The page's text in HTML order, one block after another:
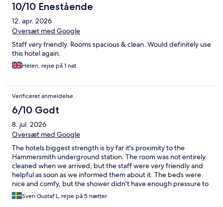
10/10 Enestående
12. apr. 2026
Oversæt med Google
Staff very friendly. Rooms spacious & clean. Would definitely use
this hotel again.
Helen, rejse på 1 nat
Verificeret anmeldelse
6/10 Godt
8. jul. 2026
Oversæt med Google
The hotels biggest strength is by far it's proximity to the
Hammersmith underground station. The room was not entirely
cleaned when we arrived, but the staff were very friendly and
helpful as soon as we informed them about it. The beds were
nice and comfy, but the shower didn't have enough pressure to
satisfy. I'll finish on a positive note that you virtually couldn't hear
a thing from the outside.
Sven Gustaf L, rejse på 5 nætter